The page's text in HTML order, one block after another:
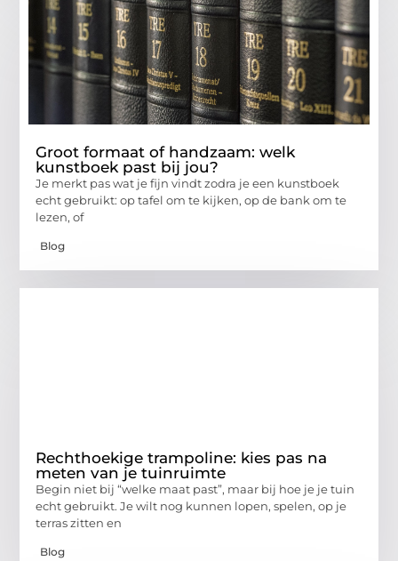
Groot formaat of handzaam: welk
kunstboek past bij jou?
Je merkt pas wat je fijn vindt zodra je een kunstboek
echt gebruikt: op tafel om te kijken, op de bank om te
lezen, of
Blog
Rechthoekige trampoline: kies pas na
meten van je tuinruimte
Begin niet bij “welke maat past”, maar bij hoe je je tuin
echt gebruikt. Je wilt nog kunnen lopen, spelen, op je
terras zitten en
Blog